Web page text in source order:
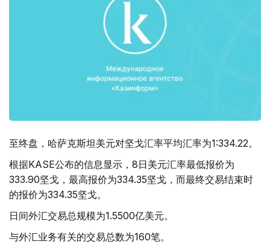
至终盘，哈萨克斯坦美元对坚戈汇率平均汇率为1:334.22。
根据KASE公布的信息显示，8日美元汇率最低报价为
333.90坚戈，最高报价为334.35坚戈，而最终交易结束时
的报价为334.35坚戈。
日间外汇交易总规模为1.5500亿美元。
与外汇业务有关的交易总数为160笔。